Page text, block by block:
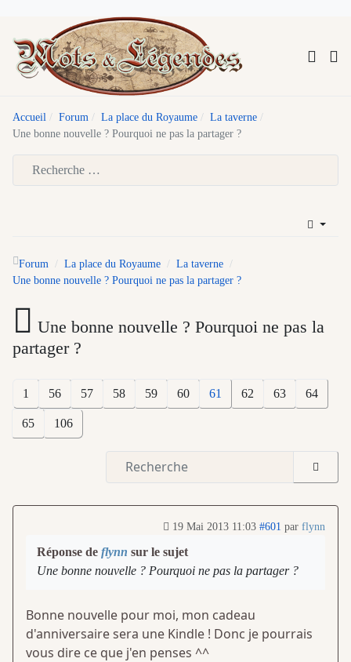
Accueil Forum La place du Royaume
La taverne
Une bonne nouvelle ? Pourquoi ne pas la partager ?
Forum La place du Royaume
La taverne
Une bonne nouvelle ? Pourquoi ne pas la partager ?
Une bonne nouvelle ? Pourquoi ne pas la
partager ?
1 56 57 58 59 60 61 62 63 64
65 106
19 Mai 2013 11:03 #601 par flynn
Réponse de flynn sur le sujet
Une bonne nouvelle ? Pourquoi ne pas la partager ?
Bonne nouvelle pour moi, mon cadeau
d'anniversaire sera une Kindle ! Donc je pourrais
vous dire ce que j'en penses ^^